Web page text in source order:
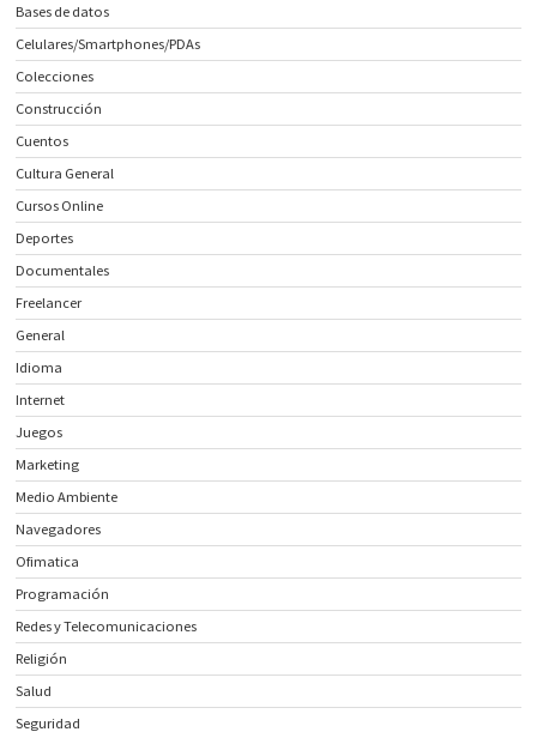
Bases de datos
Celulares/Smartphones/PDAs
Colecciones
Construcción
Cuentos
Cultura General
Cursos Online
Deportes
Documentales
Freelancer
General
Idioma
Internet
Juegos
Marketing
Medio Ambiente
Navegadores
Ofimatica
Programación
Redes y Telecomunicaciones
Religión
Salud
Seguridad